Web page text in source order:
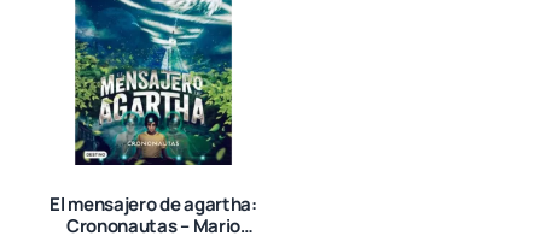
El mensajero de agartha:
Crononautas – Mario